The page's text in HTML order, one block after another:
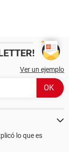
Ver un ejemplo
lo que es